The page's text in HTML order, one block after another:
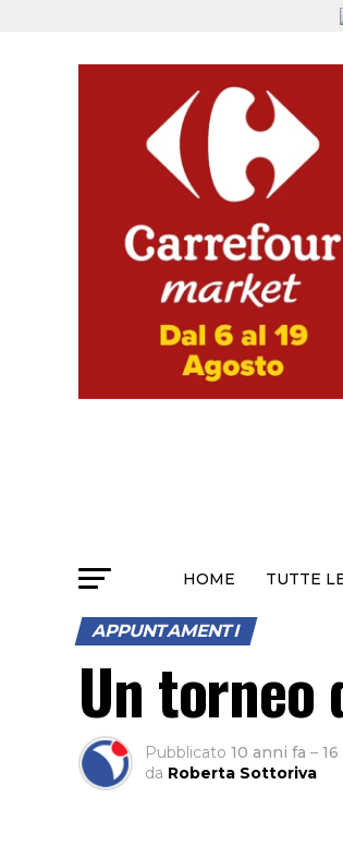
HOME TUTTE
APPUNTAMENTI
Un torneo
Pubblicato 10 anni fa –
da Roberta Sottoriva